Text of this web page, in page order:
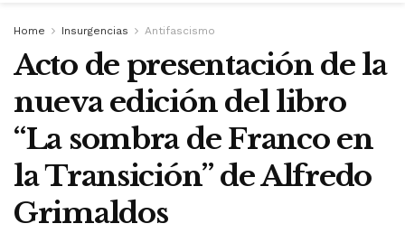
Home Insurgencias Antifascismo
Acto de presentación de la
nueva edición del libro
“La sombra de Franco en
la Transición” de Alfredo
Grimaldos